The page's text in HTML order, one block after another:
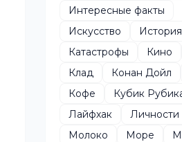
Интересные факты
Искусство
История
Катастрофы
Кино
Клад
Конан Дойл
Кофе
Кубик
Лайфхак
Личности
Молоко
Море